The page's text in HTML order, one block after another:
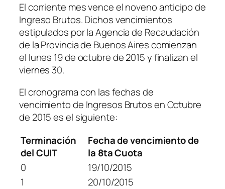
El corriente mes vence el noveno anticipo de
Ingreso Brutos. Dichos vencimientos
estipulados por la Agencia de Recaudación
de la Provincia de Buenos Aires comienzan
el lunes 19 de octubre de 2015 y finalizan el
viernes 30.
El cronograma con las fechas de
vencimiento de Ingresos Brutos en Octubre
de 2015 es el siguiente:
Terminación
del CUIT
Fecha de vencimiento de
la 8ta Cuota
0
19/10/2015
1
20/10/2015